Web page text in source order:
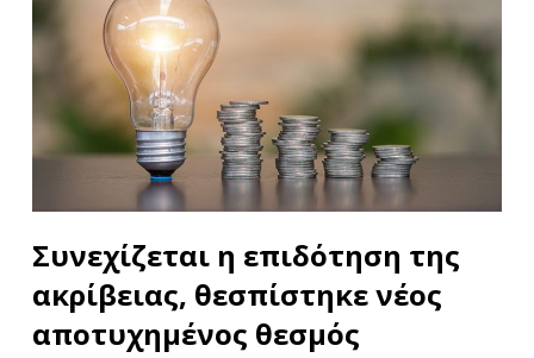
Συνεχίζεται η επιδότηση της
ακρίβειας, θεσπίστηκε νέος
αποτυχημένος θεσμός